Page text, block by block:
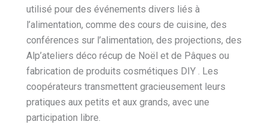
utilisé pour des événements divers liés à
l’alimentation, comme des cours de cuisine, des
conférences sur l’alimentation, des projections, des
Alp’ateliers déco récup de Noël et de Pâques ou
fabrication de produits cosmétiques DIY . Les
coopérateurs transmettent gracieusement leurs
pratiques aux petits et aux grands, avec une
participation libre.